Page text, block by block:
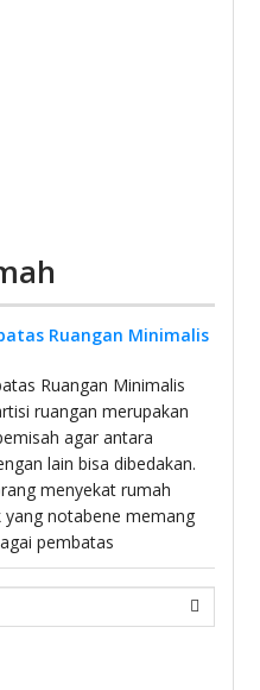
Ruangan Minimalis
Ruangan Minimalis
ruangan merupakan
agar antara
lain bisa dibedakan.
menyekat rumah
notabene memang
pembatas